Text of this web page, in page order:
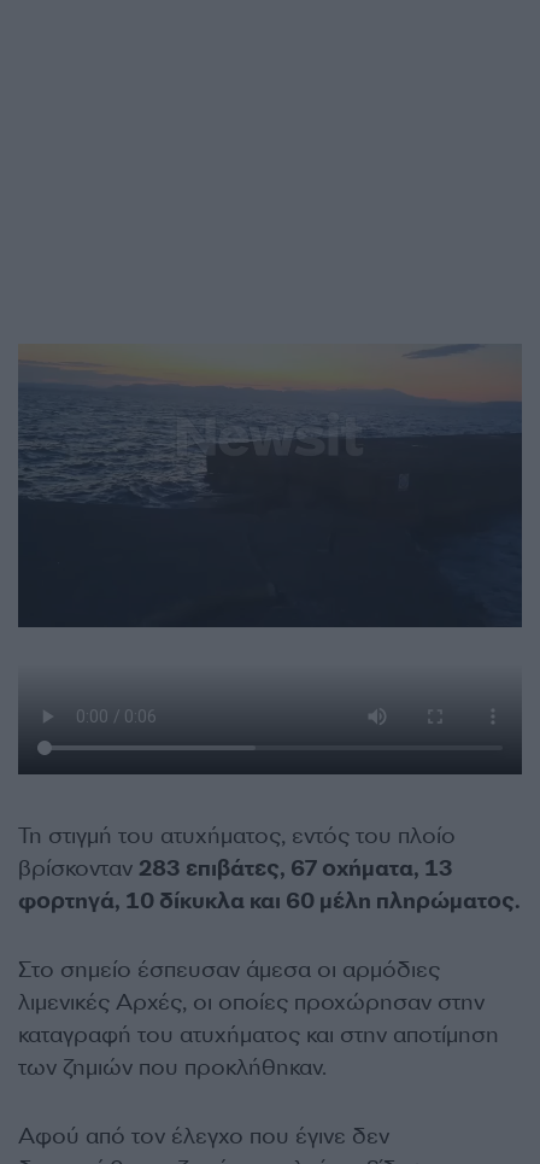
Τη στιγμή του ατυχήματος, εντός του πλοίο
βρίσκονταν 283 επιβάτες, 67 οχήματα, 13
φορτηγά, 10 δίκυκλα και 60 μέλη πληρώματος.
Στο σημείο έσπευσαν άμεσα οι αρμόδιες
λιμενικές Αρχές, οι οποίες προχώρησαν στην
καταγραφή του ατυχήματος και στην αποτίμηση
των ζημιών που προκλήθηκαν.
Αφού από τον έλεγχο που έγινε δεν